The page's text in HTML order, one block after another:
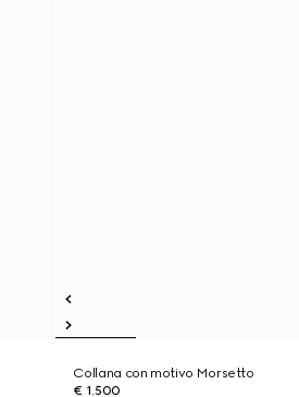
Collana con motivo Morsetto
€ 1.500